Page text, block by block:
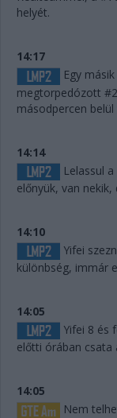
helyét.
14:17
Egy
megtorpedózott
másodpercen
14:14
Lelassul
előnyük, van
14:10
Yifei
különbség, immár
14:05
Yifei 8 és
előtti órában csata
14:05
Nem